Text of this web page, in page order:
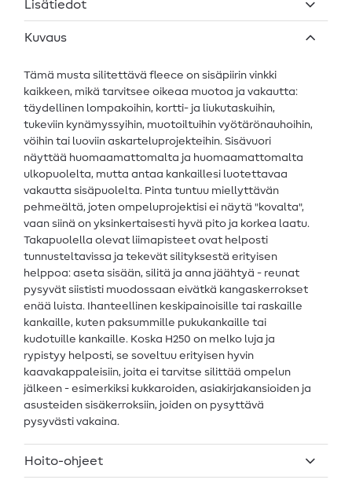
Lisätiedot
Kuvaus
Tämä musta silitettävä fleece on sisäpiirin vinkki
kaikkeen, mikä tarvitsee oikeaa muotoa ja vakautta:
täydellinen lompakoihin, kortti- ja liukutaskuihin,
tukeviin kynämyssyihin, muotoiltuihin vyötärönauhoihin,
vöihin tai luoviin askarteluprojekteihin. Sisävuori
näyttää huomaamattomalta ja huomaamattomalta
ulkopuolelta, mutta antaa kankaillesi luotettavaa
vakautta sisäpuolelta. Pinta tuntuu miellyttävän
pehmeältä, joten ompeluprojektisi ei näytä "kovalta",
vaan siinä on yksinkertaisesti hyvä pito ja korkea laatu.
Takapuolella olevat liimapisteet ovat helposti
tunnusteltavissa ja tekevät silityksestä erityisen
helppoa: aseta sisään, silitä ja anna jäähtyä - reunat
pysyvät siististi muodossaan eivätkä kangaskerrokset
enää luista. Ihanteellinen keskipainoisille tai raskaille
kankaille, kuten paksummille pukukankaille tai
kudotuille kankaille. Koska H250 on melko luja ja
rypistyy helposti, se soveltuu erityisen hyvin
kaavakappaleisiin, joita ei tarvitse silittää ompelun
jälkeen - esimerkiksi kukkaroiden, asiakirjakansioiden ja
asusteiden sisäkerroksiin, joiden on pysyttävä
pysyvästi vakaina.
Hoito-ohjeet